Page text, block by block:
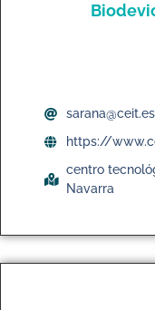
sarana@ceit.es
https://
centro
Navarra